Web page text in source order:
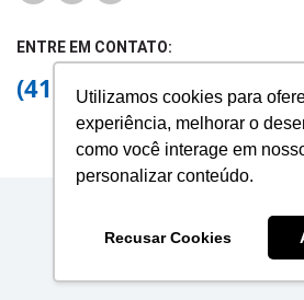
Utilizamos cookies para
experiência, melhorar o
como você interage em
personalizar conteúdo.
Recusar Cookies
ENTRE EM CONTATO:
(41) 3026-2144
53.416.921/0005-
Contate-nos